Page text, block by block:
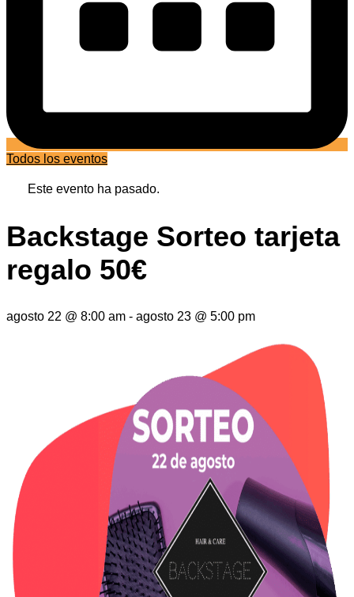
Todos los eventos
Este evento ha pasado.
Backstage Sorteo tarjeta
regalo 50€
agosto 22 @ 8:00 am - agosto 23 @ 5:00 pm